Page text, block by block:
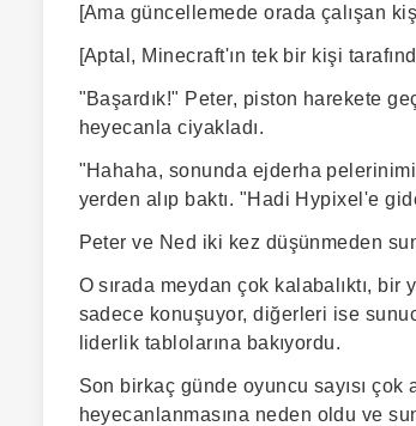
[Ama güncellemede orada çalışan
[Aptal, Minecraft'ın tek bir kişi
"Başardık!" Peter, piston harekete
heyecanla ciyakladı.
"Hahaha, sonunda ejderha
yerden alıp baktı. "Hadi Hypixel'e
Peter ve Ned iki kez düşünmeden
O sırada meydan çok kalabalıktı,
sadece konuşuyor, diğerleri ise
liderlik tablolarına bakıyordu.
Son birkaç günde oyuncu sayısı
heyecanlanmasına neden oldu ve